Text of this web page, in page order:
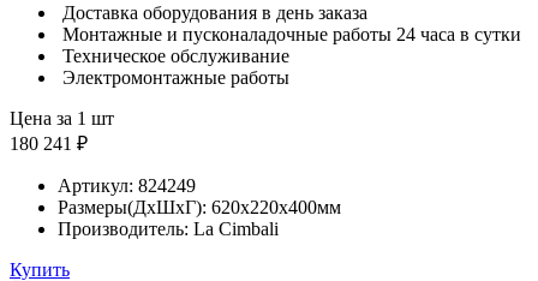
Доставка оборудования в день заказа
Монтажные и пусконаладочные работы 24 часа в сутки
Техническое обслуживание
Электромонтажные работы
Цена за 1 шт
180 241 ₽
Артикул: 824249
Размеры(ДхШхГ): 620x220x400мм
Производитель: La Cimbali
Купить